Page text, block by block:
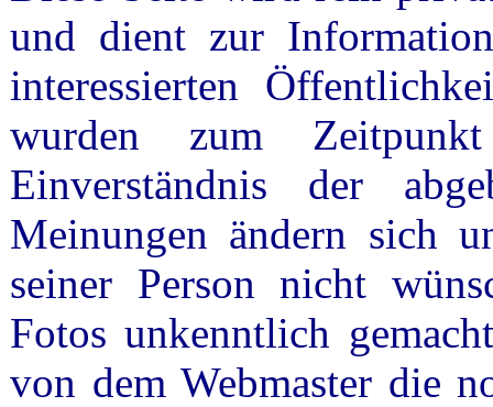
und dient zur
interessierten
wurden zum
Einverständnis der
Meinungen ändern sich
seiner Person nicht
Fotos unkenntlich
von dem Webmaster die